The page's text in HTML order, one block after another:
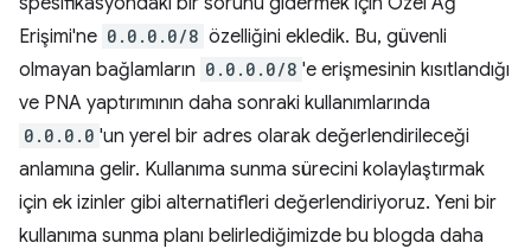
Erişimi'ne 0.0.0.0/8 özelliğini ekledik. Bu, güvenli
olmayan bağlamların 0.0.0.0/8 'e erişmesinin kısıtlandığı
ve PNA yaptırımının daha sonraki kullanımlarında
0.0.0.0 'un yerel bir adres olarak değerlendirileceği
anlamına gelir. Kullanıma sunma sürecini kolaylaştırmak
için ek izinler gibi alternatifleri değerlendiriyoruz. Yeni bir
kullanıma sunma planı belirlediğimizde bu blogda daha